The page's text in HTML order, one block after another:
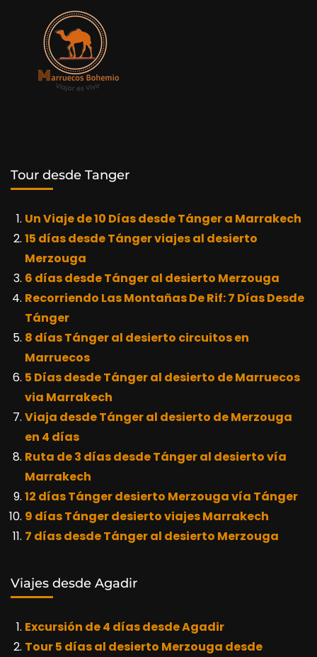
Tour desde Tanger
Un Viaje de 10 Días desde Tánger a Marrakech
15 días desde Tánger viajes al desierto
Merzouga
6 días desde Tánger al desierto Merzouga
Recorriendo Las Montañas De Rif: 7 Días Desde
Tánger
8 días Tánger al desierto circuitos en
Marruecos
5 Días desde Tánger al desierto de Marruecos
via Marrakech
Viaja desde Tánger al desierto de Merzouga
en 4 días
Ruta de 3 días desde Tánger al desierto vía
Marrakech
12 días Tánger desierto Merzouga vía Tánger
9 días Tánger desierto viajes Marrakech
7 días desde Tánger al desierto Merzouga
Viajes desde Agadir
Excursión de 4 días desde Agadir
Tour 5 días al desierto Merzouga desde